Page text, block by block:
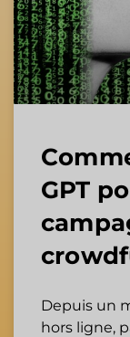
GPT
Depuis un
hors ligne,